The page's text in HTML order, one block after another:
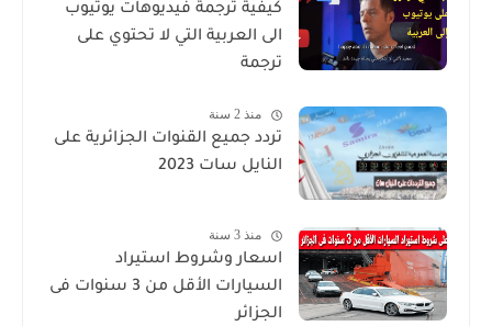
كيفية ترجمة فيديوهات يوتيوب
الى العربية التي لا تحتوي على
ترجمة
منذ 2 سنة
تردد جميع القنوات الجزائرية على
النايل سات 2023
منذ 3 سنة
اسعار وشروط استيراد
السيارات الأقل من 3 سنوات فى
الجزائر